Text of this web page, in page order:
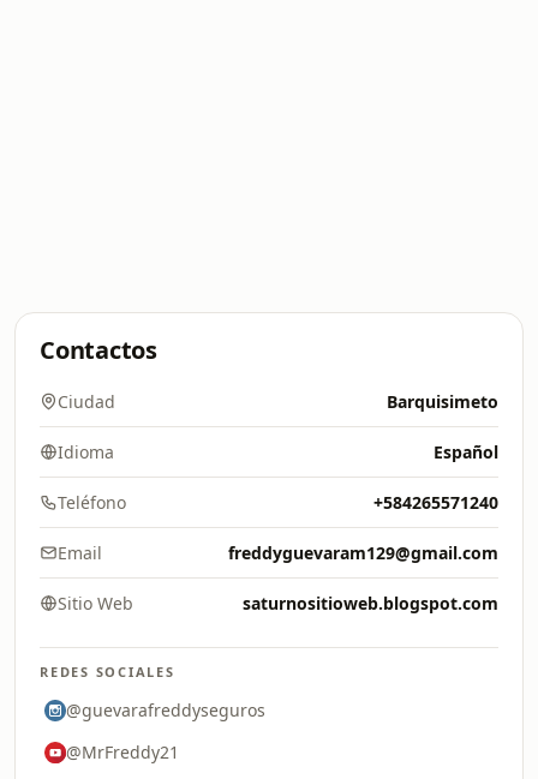
Contactos
Ciudad Barquisimeto
Idioma Español
Teléfono +584265571240
Email freddyguevaram129@gmail.com
Sitio Web saturnositioweb.blogspot.com
REDES SOCIALES
@guevarafreddyseguros
@MrFreddy21